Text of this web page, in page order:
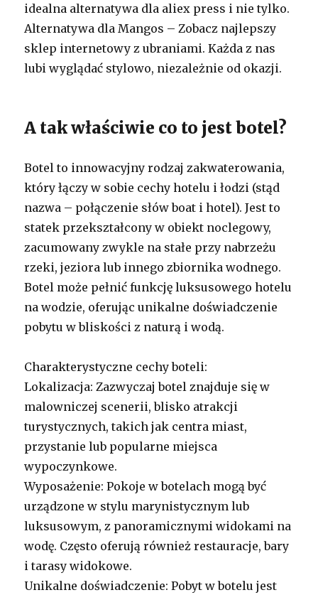
idealna alternatywa dla aliex press i nie tylko.
Alternatywa dla Mangos – Zobacz najlepszy
sklep internetowy z ubraniami. Każda z nas
lubi wyglądać stylowo, niezależnie od okazji.
A tak właściwie co to jest botel?
Botel to innowacyjny rodzaj zakwaterowania,
który łączy w sobie cechy hotelu i łodzi (stąd
nazwa – połączenie słów boat i hotel). Jest to
statek przekształcony w obiekt noclegowy,
zacumowany zwykle na stałe przy nabrzeżu
rzeki, jeziora lub innego zbiornika wodnego.
Botel może pełnić funkcję luksusowego hotelu
na wodzie, oferując unikalne doświadczenie
pobytu w bliskości z naturą i wodą.
Charakterystyczne cechy boteli:
Lokalizacja: Zazwyczaj botel znajduje się w
malowniczej scenerii, blisko atrakcji
turystycznych, takich jak centra miast,
przystanie lub popularne miejsca
wypoczynkowe.
Wyposażenie: Pokoje w botelach mogą być
urządzone w stylu marynistycznym lub
luksusowym, z panoramicznymi widokami na
wodę. Często oferują również restauracje, bary
i tarasy widokowe.
Unikalne doświadczenie: Pobyt w botelu jest